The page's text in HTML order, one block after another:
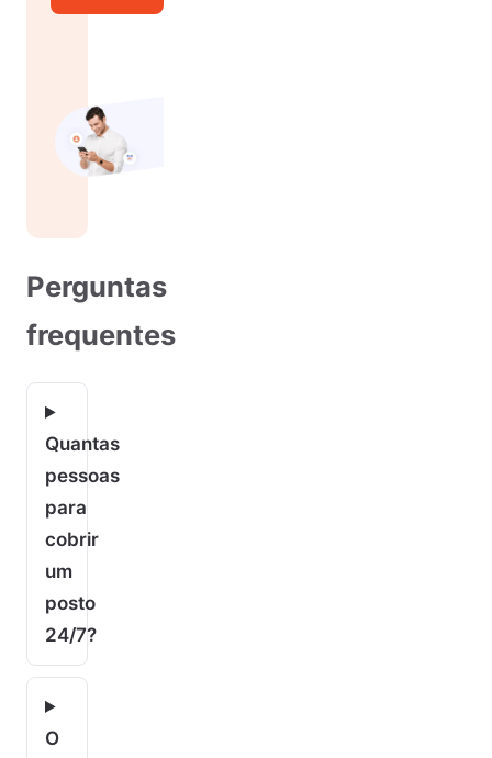
Perguntas
frequentes
Quantas
pessoas
para
cobrir
um
posto
24/7?
O